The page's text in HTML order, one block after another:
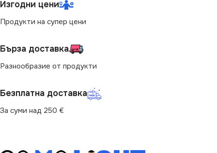
Изгодни цени
Продукти на супер цени
Бърза доставка
Разнообразие от продукти
Безплатна доставка
За суми над 250 €